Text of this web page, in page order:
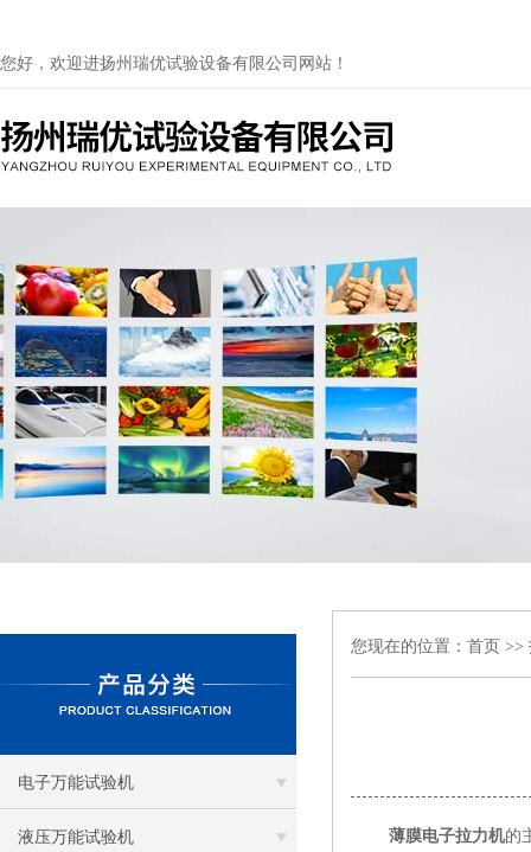
您好，欢迎进扬州瑞优试验设备有限公司网站！
电子万能试验机
液压万能试验机
您现在的位置： 首页 >>
薄膜电子拉力机的